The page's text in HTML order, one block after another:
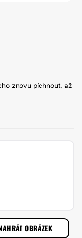
znovu píchnout, až
OBRÁZEK